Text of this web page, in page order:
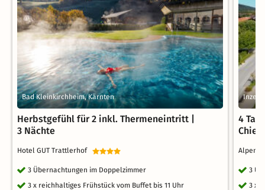
Bad Kleinkirchheim, Kärnten
Herbstgefühl für 2 inkl. Thermeneintritt |
3 Nächte
Hotel GUT Trattlerhof
3 Übernachtungen im Doppelzimmer
3 x reichhaltiges Frühstück vom Buffet bis 11 Uhr
Inzell,
4
3
3 x